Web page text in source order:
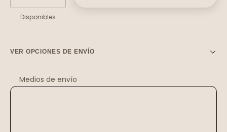
Disponibles
VER OPCIONES DE ENVÍO
Entregas para el CP:
Medios de envío